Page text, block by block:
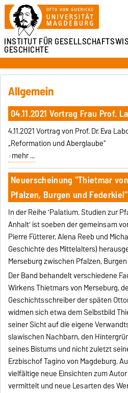
INSTITUT FÜR
GESCHICHTE
Allgemein
04.11.2021 Vortrag Frau Prof.
4.11.2021 Vortrag von Prof. Dr. Eva
„Reformation und Aberglaube“
mehr ...
Neuerscheinung "Thietmar
Pfalzen, Burgen und Federkiel"
In der Reihe 'Palatium. Studien zur
Anhalt' ist soeben der gemeinsam
Pierre Fütterer, Alena Reeb und
Geschichte des Mittelalters)
Merseburg zwischen Pfalzen,
Der Band behandelt verschiedene
Wirkens Thietmars von Merseburg,
Geschichtsschreiber der späten
widmen sich etwa dem Selbstbild
seiner Sicht auf die eigene
slawischen Nachbarn, den
seines Bistums und nicht zuletzt
Erzbischof Tagino von Magdeburg.
vielfältige neue Einsichten zum
vermittelt und neue Lesarten des